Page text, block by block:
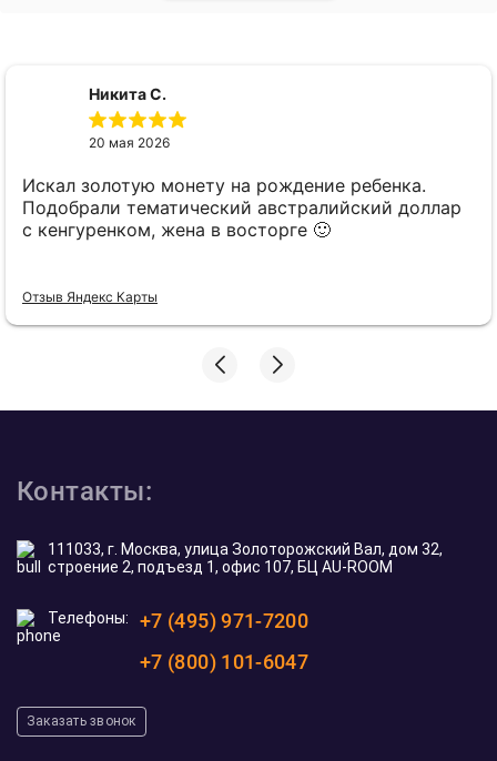
Никита С.
20 мая 2026
Искал золотую монету на рождение ребенка.
Подобрали тематический австралийский доллар
с кенгуренком, жена в восторге 🙂
Отзыв Яндекс Карты
Контакты:
111033, г. Москва, улица Золоторожский Вал, дом 32,
строение 2, подъезд 1, офис 107, БЦ AU-ROOM
Телефоны:
+7 (495) 971-7200
+7 (800) 101-6047
Заказать звонок